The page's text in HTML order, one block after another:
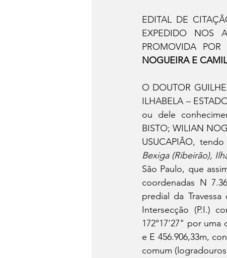
EDITAL DE
EXPEDIDO NOS
PROMOVIDA POR
NOGUEIRA E
O DOUTOR
ILHABELA –
ou dele
BISTO; WILIAN
USUCAPIÃO,
Bexiga (Ribeirão),
São Paulo, que
coordenadas N
predial da
Intersecção (P.I.)
172°17'27" por uma
e E 456.906,33m,
comum